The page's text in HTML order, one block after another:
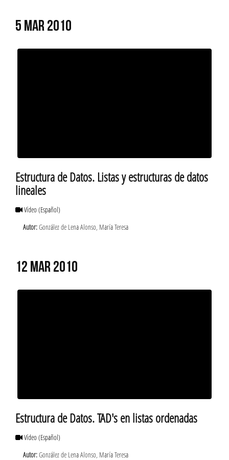
5 MAR 2010
Estructura de Datos. Listas y estructuras de datos
lineales
Vídeo(Español)
Autor:González de Lena Alonso, María Teresa
12 MAR 2010
Estructura de Datos. TAD's en listas ordenadas
Vídeo(Español)
Autor:González de Lena Alonso, María Teresa